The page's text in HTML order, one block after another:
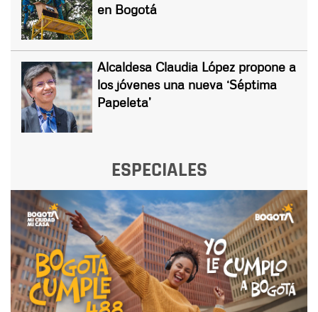
en Bogotá
Alcaldesa Claudia López propone a
los jóvenes una nueva ‘Séptima
Papeleta’
ESPECIALES